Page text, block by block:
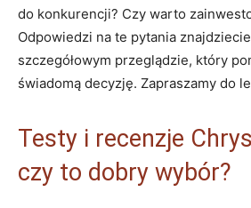
do konkurencji? Czy warto
Odpowiedzi na te pytania
szczegółowym przeglądzie, który
świadomą decyzję. Zapraszamy do
Testy i recenzje
czy to dobry wybór?